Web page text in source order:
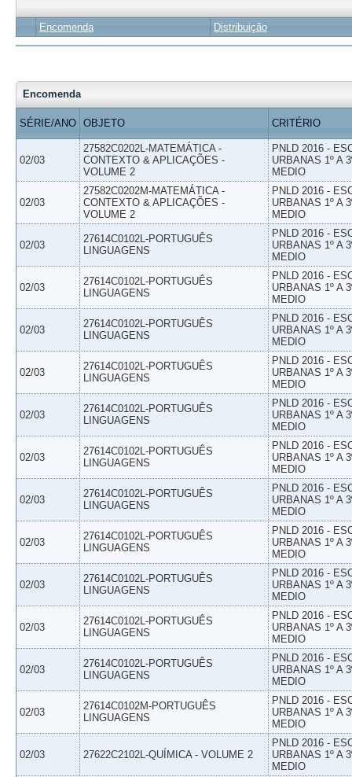
Encomenda Distribuição
Encomenda
SÉRIE/ANO OBJETO CRITÉRIO
02/03
27582C0202L-MATEMÁTICA -
CONTEXTO & APLICAÇÕES -
VOLUME 2
PNLD 2016 -
URBANAS 1º A
MEDIO
02/03
27582C0202M-MATEMÁTICA -
CONTEXTO & APLICAÇÕES -
VOLUME 2
PNLD 2016 -
URBANAS 1º A
MEDIO
02/03
27614C0102L-PORTUGUÊS
LINGUAGENS
PNLD 2016 -
URBANAS 1º A
MEDIO
02/03
27614C0102L-PORTUGUÊS
LINGUAGENS
PNLD 2016 -
URBANAS 1º A
MEDIO
02/03
27614C0102L-PORTUGUÊS
LINGUAGENS
PNLD 2016 -
URBANAS 1º A
MEDIO
02/03
27614C0102L-PORTUGUÊS
LINGUAGENS
PNLD 2016 -
URBANAS 1º A
MEDIO
02/03
27614C0102L-PORTUGUÊS
LINGUAGENS
PNLD 2016 -
URBANAS 1º A
MEDIO
02/03
27614C0102L-PORTUGUÊS
LINGUAGENS
PNLD 2016 -
URBANAS 1º A
MEDIO
02/03
27614C0102L-PORTUGUÊS
LINGUAGENS
PNLD 2016 -
URBANAS 1º A
MEDIO
02/03
27614C0102L-PORTUGUÊS
LINGUAGENS
PNLD 2016 -
URBANAS 1º A
MEDIO
02/03
27614C0102L-PORTUGUÊS
LINGUAGENS
PNLD 2016 -
URBANAS 1º A
MEDIO
02/03
27614C0102L-PORTUGUÊS
LINGUAGENS
PNLD 2016 -
URBANAS 1º A
MEDIO
02/03
27614C0102L-PORTUGUÊS
LINGUAGENS
PNLD 2016 -
URBANAS 1º A
MEDIO
02/03
27614C0102M-PORTUGUÊS
LINGUAGENS
PNLD 2016 -
URBANAS 1º A
MEDIO
02/03 27622C2102L-QUÍMICA - VOLUME 2
PNLD 2016 -
URBANAS 1º A
MEDIO